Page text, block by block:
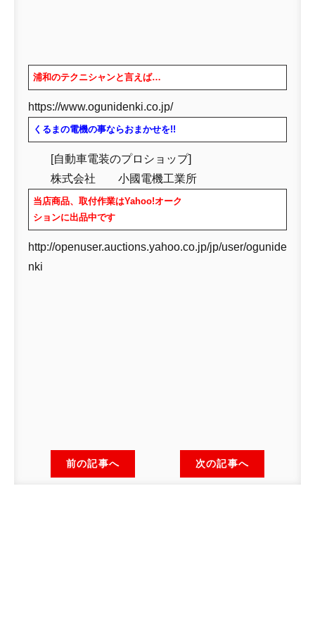
浦和のテクニシャンと言えば…
https://www.ogunidenki.co.jp/
くるまの電機の事ならおまかせを!!
[自動車電装のプロショップ]
株式会社 小國電機工業所
当店商品、取付作業はYahoo!オーク
ションに出品中です
http://openuser.auctions.yahoo.co.jp/jp/user/ogunide
nki
前の記事へ 次の記事へ